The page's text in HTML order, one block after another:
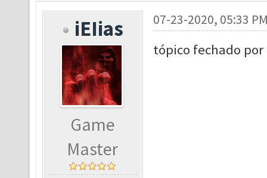
iEIias
Game
Master
07-23-2020, 05:33
tópico fechado